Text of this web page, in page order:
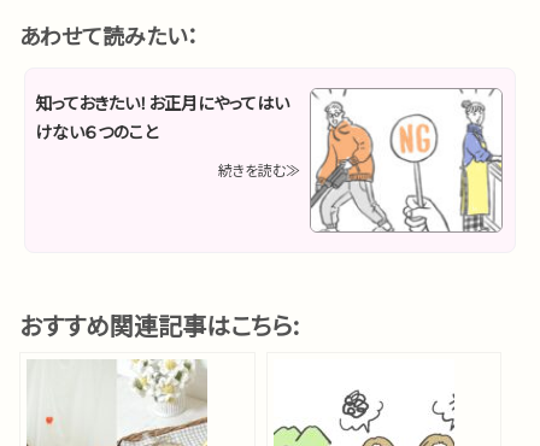
あわせて読みたい：
知っておきたい！お正月にやってはい
けない６つのこと
続きを読む≫
おすすめ関連記事はこちら: